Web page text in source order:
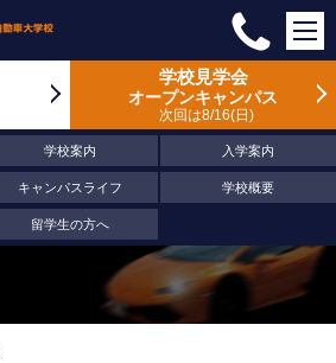
学校見学会
オープンキャンパス
次回は8/16 日
学校案内 入学案内
キャンパスライフ 学校概要
留学生の方へ